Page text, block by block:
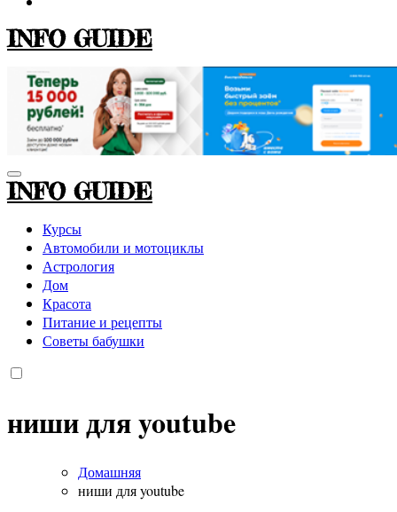
INFO GUIDE
INFO GUIDE
Курсы
Автомобили и мотоциклы
Астрология
Дом
Красота
Питание и рецепты
Советы бабушки
ниши для youtube
Домашняя
ниши для youtube